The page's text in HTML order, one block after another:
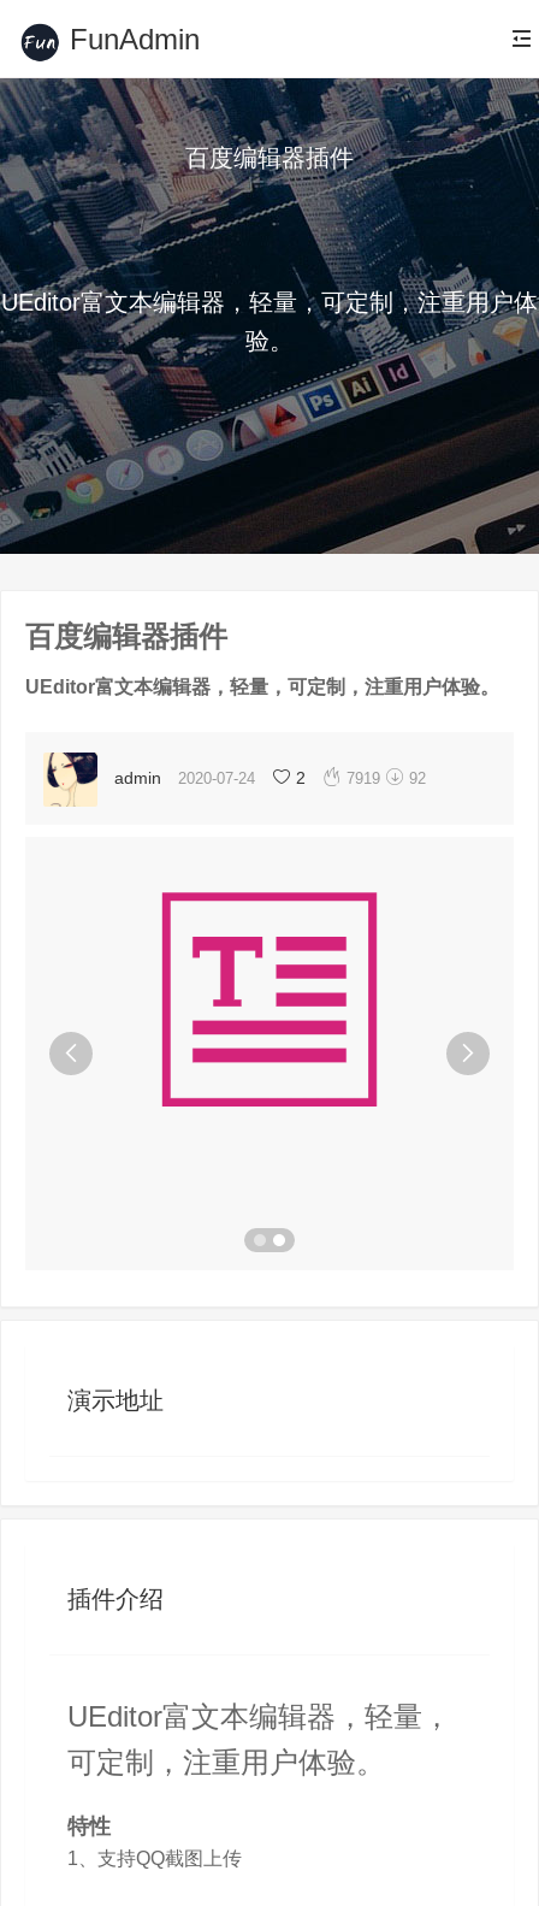
FunAdmin
百度编辑器插件
UEditor富文本编辑器，轻量，可定制，注重用户体
验。
百度编辑器插件
UEditor富文本编辑器，轻量，可定制，注重用户体验。
admin 2020-07-24  2 7919  92
演示地址
插件介绍
UEditor富文本编辑器，轻量，
可定制，注重用户体验。
特性
1、支持QQ截图上传